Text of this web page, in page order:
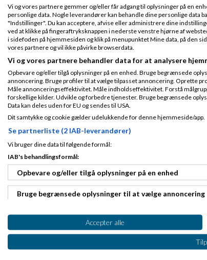
Tilmeldt 25. Sep
11
Indlæg ialt:150
det er
Tilmeldt 16. Apr
Jeg
Skrevet
I det
jeg
Jeg
mange der
Det svare
Noget vi er
vel, men
Vi og vores partnere gemmer og/eller får adgang til oplysninger på en
personlige data. Nogle leverandører kan behandle dine personlige data
"Indstillinger". Du kan acceptere, afvise eller administrere dine
ved at klikke på fingeraftryksknappen i nederste venstre hjørne af
i sidefoden på hjemmesiden og klik på menupunktet Mine data, på den
vores partnere og vil ikke påvirke browserdata.
Vi og vores partnere behandler data for at analysere
Opbevare og/eller tilgå oplysninger på en enhed. Bruge begrænsede
annoncering. Bruge profiler til at vælge tilpasset annoncering. Oprette
Måle annonceringseffektivitet. Måle indholdseffektivitet. Forstå
forskellige kilder. Udvikle og forbedre tjenester. Bruge begrænsede
Data kan deles uden for EU og sendes til USA.
Dit samtykke og cookie gælder udelukkende for denne hjemmeside/app.
Se partnerliste (2 IAB-leverandører)
Vi bruger dine data til følgende formål:
IAB's behandlingsformål:
Opbevare og/eller tilgå oplysninger på en enhed
Bruge begrænsede oplysninger til at vælge annoncering
Oprette profiler til tilpasset annoncering
Bruge profiler til at vælge tilpasset annoncering
Accepter alle